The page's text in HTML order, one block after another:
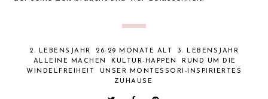
2. LEBENSJAHR 26-29 MONATE ALT
3. LEBENSJAHR
ALLEINE MACHEN
KULTUR-HAPPEN
RUND UM DIE
WINDELFREIHEIT
UNSER MONTESSORI-INSPIRIERTES
ZUHAUSE